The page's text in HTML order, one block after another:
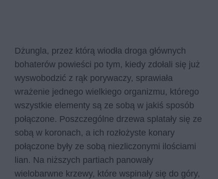
Dżungla, przez którą wiodła droga głównych
bohaterów powieści po tym, kiedy zdołali się już
wyswobodzić z rąk porywaczy, sprawiała
wrażenie jednego wielkiego organizmu, którego
wszystkie elementy są ze sobą w jakiś sposób
połączone. Poszczególne drzewa splatały się ze
sobą w koronach, a ich rozłożyste konary
połączone były ze sobą niezliczonymi ilościami
lian. Na niższych partiach panowały
wielobarwne krzewy, które wspinały się do góry,